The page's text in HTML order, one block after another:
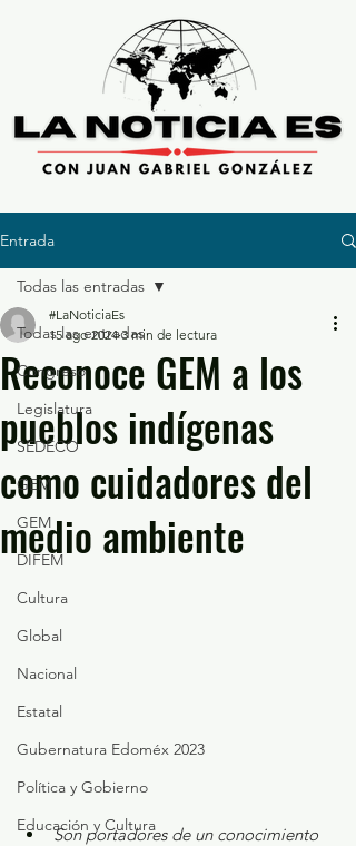
Entrada
Todas las entradas
Congreso
Legislatura
SEDECO
GEM
GEM
DIFEM
Cultura
Global
Nacional
Estatal
Gubernatura Edoméx 2023
Política y Gobierno
Educación y Cultura
Todas las entradas
Reconoce GEM a los
pueblos indígenas
como cuidadores del
medio ambiente
#LaNoticiaEs
15 ago 2024 3 min de lectura
Son portadores de un conocimiento